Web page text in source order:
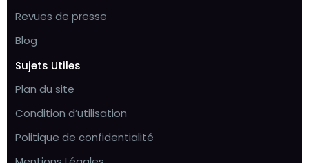
Revues de presse
Blog
Sujets Utiles
Plan du site
Condition d’utilisation
Politique de confidentialité